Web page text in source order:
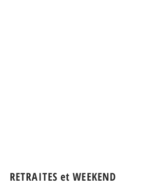
RETRAITES et WEEKEND